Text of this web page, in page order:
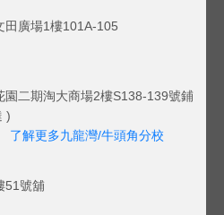
田廣場1樓101A-105
園二期淘大商場2樓S138-139號鋪
)
了解更多九龍灣/牛頭角分校
51號舖